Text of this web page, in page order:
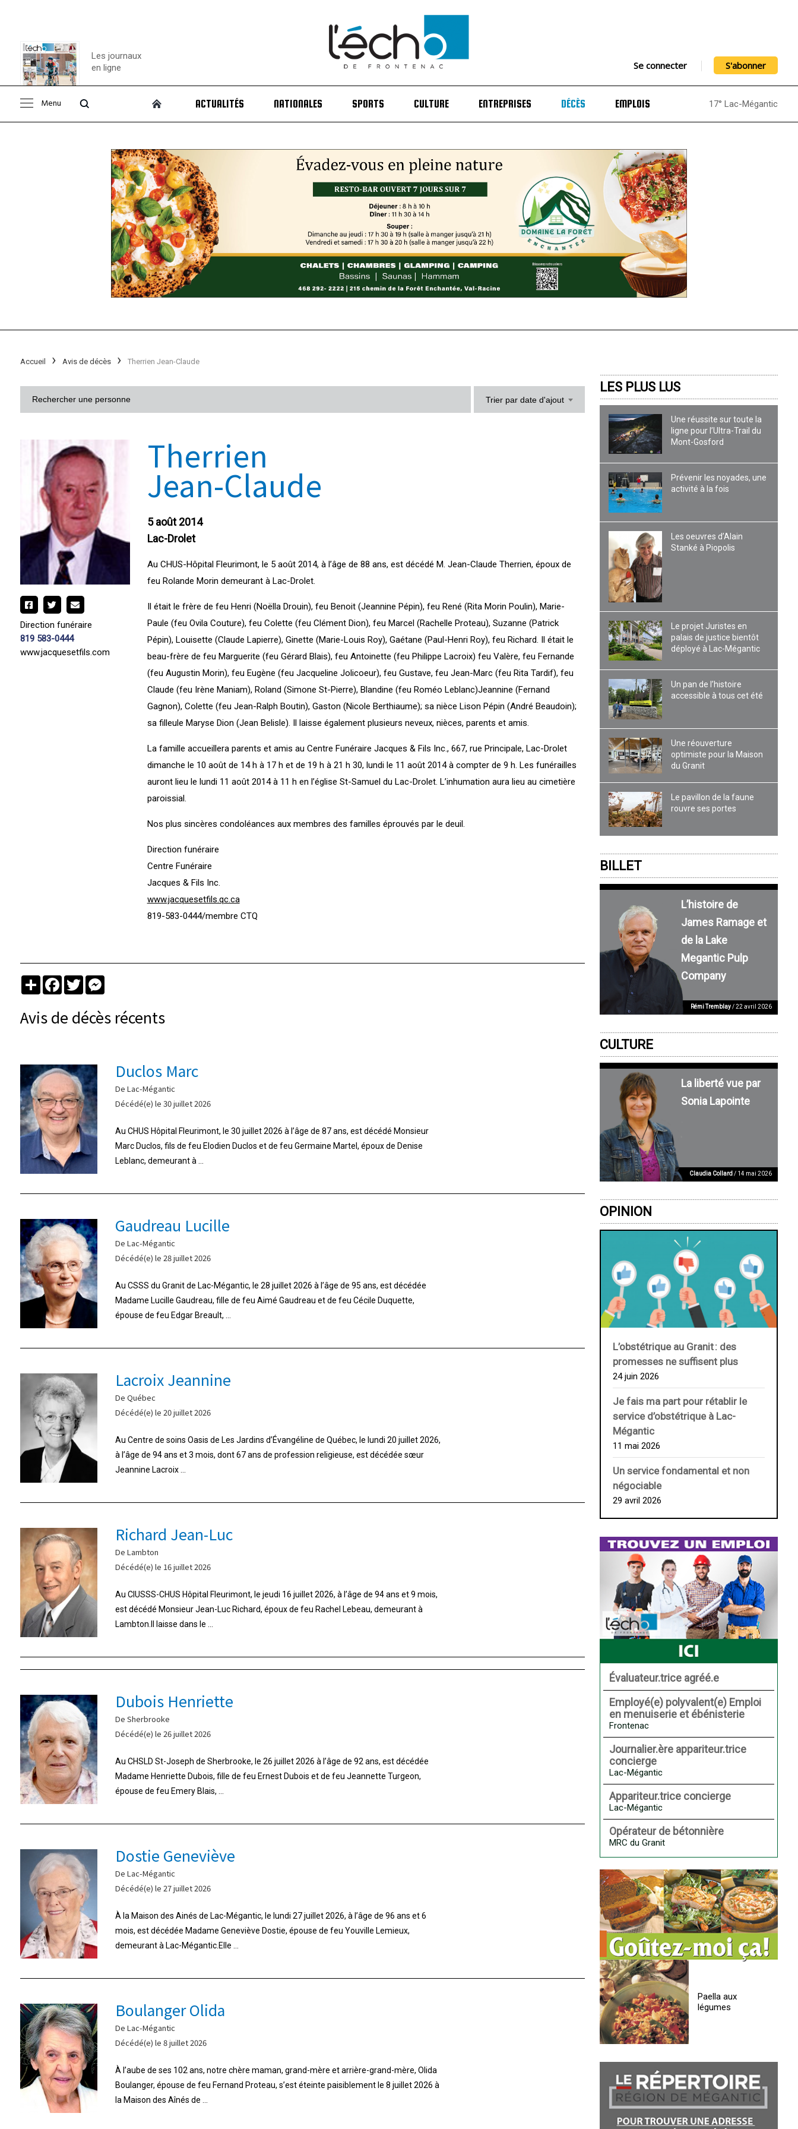
Consulter le
Les journaux
en ligne
Se connecter S'abonner
Menu ACTUALITÉS NATIONALES SPORTS CULTURE ENTREPRISES DÉCÈS EMPLOIS 17° Lac-Mégantic
Accueil Avis de décès Therrien Jean-Claude
Trier par date d'ajout
Direction funéraire
819 583-0444
www.jacquesetfils.com
Therrien
Jean-Claude
5 août 2014
Lac-Drolet
Au CHUS-Hôpital Fleurimont, le 5 août 2014, à l’âge de 88 ans, est décédé M. Jean-Claude Therrien, époux de
feu Rolande Morin demeurant à Lac-Drolet.
Il était le frère de feu Henri (Noëlla Drouin), feu Benoit (Jeannine Pépin), feu René (Rita Morin Poulin), Marie-
Paule (feu Ovila Couture), feu Colette (feu Clément Dion), feu Marcel (Rachelle Proteau), Suzanne (Patrick
Pépin), Louisette (Claude Lapierre), Ginette (Marie-Louis Roy), Gaétane (Paul-Henri Roy), feu Richard. Il était le
beau-frère de feu Marguerite (feu Gérard Blais), feu Antoinette (feu Philippe Lacroix) feu Valère, feu Fernande
(feu Augustin Morin), feu Eugène (feu Jacqueline Jolicoeur), feu Gustave, feu Jean-Marc (feu Rita Tardif), feu
Claude (feu Irène Maniam), Roland (Simone St-Pierre), Blandine (feu Roméo Leblanc)Jeannine (Fernand
Gagnon), Colette (feu Jean-Ralph Boutin), Gaston (Nicole Berthiaume); sa nièce Lison Pépin (André Beaudoin);
sa filleule Maryse Dion (Jean Belisle). Il laisse également plusieurs neveux, nièces, parents et amis.
La famille accueillera parents et amis au Centre Funéraire Jacques & Fils Inc., 667, rue Principale, Lac-Drolet
dimanche le 10 août de 14 h à 17 h et de 19 h à 21 h 30, lundi le 11 août 2014 à compter de 9 h. Les funérailles
auront lieu le lundi 11 août 2014 à 11 h en l’église St-Samuel du Lac-Drolet. L’inhumation aura lieu au cimetière
paroissial.
Nos plus sincères condoléances aux membres des familles éprouvés par le deuil.
Direction funéraire
Centre Funéraire
Jacques & Fils Inc.
www.jacquesetfils.qc.ca
819-583-0444/membre CTQ
PartagerFacebook
TwitterMessenger
Avis de décès récents
Duclos Marc
De Lac-Mégantic
Décédé(e) le 30 juillet 2026
Au CHUS Hôpital Fleurimont, le 30 juillet 2026 à l’âge de 87 ans, est décédé Monsieur
Marc Duclos, fils de feu Elodien Duclos et de feu Germaine Martel, époux de Denise
Leblanc, demeurant à ...
Gaudreau Lucille
De Lac-Mégantic
Décédé(e) le 28 juillet 2026
Au CSSS du Granit de Lac-Mégantic, le 28 juillet 2026 à l’âge de 95 ans, est décédée
Madame Lucille Gaudreau, fille de feu Aimé Gaudreau et de feu Cécile Duquette,
épouse de feu Edgar Breault, ...
Lacroix Jeannine
De Québec
Décédé(e) le 20 juillet 2026
Au Centre de soins Oasis de Les Jardins d’Évangéline de Québec, le lundi 20 juillet 2026,
à l’âge de 94 ans et 3 mois, dont 67 ans de profession religieuse, est décédée sœur
Jeannine Lacroix ...
Richard Jean-Luc
De Lambton
Décédé(e) le 16 juillet 2026
Au CIUSSS-CHUS Hôpital Fleurimont, le jeudi 16 juillet 2026, à l’âge de 94 ans et 9 mois,
est décédé Monsieur Jean-Luc Richard, époux de feu Rachel Lebeau, demeurant à
Lambton.Il laisse dans le ...
Dubois Henriette
De Sherbrooke
Décédé(e) le 26 juillet 2026
Au CHSLD St-Joseph de Sherbrooke, le 26 juillet 2026 à l’âge de 92 ans, est décédée
Madame Henriette Dubois, fille de feu Ernest Dubois et de feu Jeannette Turgeon,
épouse de feu Emery Blais, ...
Dostie Geneviève
De Lac-Mégantic
Décédé(e) le 27 juillet 2026
À la Maison des Ainés de Lac-Mégantic, le lundi 27 juillet 2026, à l’âge de 96 ans et 6
mois, est décédée Madame Geneviève Dostie, épouse de feu Youville Lemieux,
demeurant à Lac-Mégantic.Elle ...
Boulanger Olida
De Lac-Mégantic
Décédé(e) le 8 juillet 2026
À l’aube de ses 102 ans, notre chère maman, grand-mère et arrière-grand-mère, Olida
Boulanger, épouse de feu Fernand Proteau, s’est éteinte paisiblement le 8 juillet 2026 à
la Maison des Aînés de ...
LES PLUS LUS
Une réussite sur toute la
ligne pour l’Ultra-Trail du
Mont-Gosford
Prévenir les noyades, une
activité à la fois
Les oeuvres d’Alain
Stanké à Piopolis
Le projet Juristes en
palais de justice bientôt
déployé à Lac-Mégantic
Un pan de l’histoire
accessible à tous cet été
Une réouverture
optimiste pour la Maison
du Granit
Le pavillon de la faune
rouvre ses portes
BILLET
L’histoire de
James Ramage et
de la Lake
Megantic Pulp
Company
Rémi Tremblay/ 22 avril 2026
CULTURE
La liberté vue par
Sonia Lapointe
Claudia Collard/ 14 mai 2026
OPINION
L’obstétrique au ­Granit : des
promesses ne suffisent plus
24 juin 2026
Je fais ma part pour rétablir le
service d’obstétrique à Lac-
Mégantic
11 mai 2026
Un service fondamental et non
négociable
29 avril 2026
Évaluateur.trice agréé.e
Employé(e) polyvalent(e) Emploi
en menuiserie et ébénisterie
Frontenac
Journalier.ère appariteur.trice
concierge
Lac-Mégantic
Appariteur.trice concierge
Lac-Mégantic
Opérateur de bétonnière
MRC du Granit
Paella aux
légumes